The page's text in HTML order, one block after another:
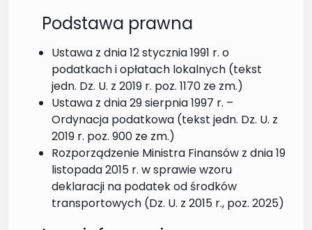
Podstawa prawna
Ustawa z dnia 12 stycznia 1991 r. o
podatkach i opłatach lokalnych (tekst
jedn. Dz. U. z 2019 r. poz. 1170 ze zm.)
Ustawa z dnia 29 sierpnia 1997 r. –
Ordynacja podatkowa (tekst jedn. Dz. U. z
2019 r. poz. 900 ze zm.)
Rozporządzenie Ministra Finansów z dnia 19
listopada 2015 r. w sprawie wzoru
deklaracji na podatek od środków
transportowych (Dz. U. z 2015 r., poz. 2025)